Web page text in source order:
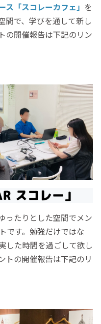
ス「スコレーカフェ」 を
間で、学びを通して新し
の開催報告は下記のリン
ったりとした空間でメン
です。勉強だけではな
した時間を過ごして欲し
トの開催報告は下記のリ